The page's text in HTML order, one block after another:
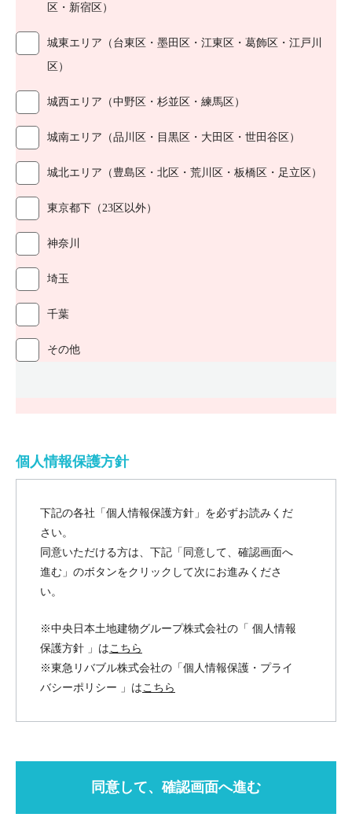
区・新宿区）
城東エリア（台東区・墨田区・江東区・葛飾区・江戸川
区）
城西エリア（中野区・杉並区・練馬区）
城南エリア（品川区・目黒区・大田区・世田谷区）
城北エリア（豊島区・北区・荒川区・板橋区・足立区）
東京都下（23区以外）
神奈川
埼玉
千葉
その他
個人情報保護方針
下記の各社「個人情報保護方針」を必ずお読みくだ
さい。
同意いただける方は、下記「同意して、確認画面へ
進む」のボタンをクリックして次にお進みくださ
い。
※中央日本土地建物グループ株式会社の「 個人情報
保護方針 」は こちら
※東急リバブル株式会社の「個人情報保護・プライ
バシーポリシー 」は こちら